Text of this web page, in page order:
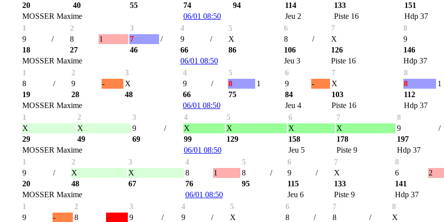
20 40 55 74 94 114 133
151
MOSSER Maxime
06/01 08:50 Jeu 2 Piste 16
Hdp 37
1
2 3 4 5 6 7
8
9
/ 8 1 7 / 9 / X 8 / X
9
18
27 46 66 86 106 126
146
MOSSER Maxime
06/01 08:50 Jeu 3 Piste 16
Hdp 37
1
2 3 4 5 6 7
8
8
/ 9 - X 9 / 8 1 9 - X 8
1
19
28 48 66 75 84 103
112
MOSSER Maxime
06/01 08:50 Jeu 4 Piste 16
Hdp 37
1
2 3 4 5 6 7
8
X
X 9 / X X X X 9
/
29
49 69 99 129 158 178
197
MOSSER Maxime
06/01 08:50 Jeu 5 Piste 9
Hdp 37
1
2 3 4 5 6 7
8
9
/ X X 8 1 8 / 9 / X 6
2
20
48 67 76 95 115 133
141
MOSSER Maxime
06/01 08:50 Jeu 6 Piste 9
Hdp 37
1
2 3 4 5 6 7
8
9
- 8 - 9 / 9 / X 8 / 8 / X